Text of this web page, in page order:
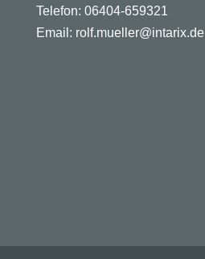
Telefon: 06404-659321
Email: rolf.mueller@intarix.de